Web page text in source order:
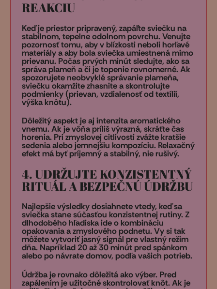
REAKCIU
Keď je priestor pripravený, zapáľte sviečku na
stabilnom, tepelne odolnom povrchu. Venujte
pozornosť tomu, aby v blízkosti neboli horľavé
materiály a aby bola sviečka umiestnená mimo
prievanu. Počas prvých minút sledujte, ako sa
správa plameň a či je topenie rovnomerné. Ak
spozorujete neobvyklé správanie plameňa,
sviečku okamžite zhasnite a skontrolujte
podmienky (prievan, vzdialenosť od textílií,
výška knôtu).
Dôležitý aspekt je aj intenzita aromatického
vnemu. Ak je vôňa príliš výrazná, skráťte čas
horenia. Pri zmyslovej citlivosti zvážte kratšie
sedenia alebo jemnejšiu kompozíciu. Relaxačný
efekt má byť príjemný a stabilný, nie rušivý.
4. UDRŽUJTE KONZISTENTNÝ
RITUÁL A BEZPEČNÚ ÚDRŽBU
Najlepšie výsledky dosiahnete vtedy, keď sa
sviečka stane súčasťou konzistentnej rutiny. Z
dlhodobého hľadiska ide o kombináciu
opakovania a zmyslového podnetu. Vy si tak
môžete vytvoriť jasný signál pre vlastný režim
dňa. Napríklad 20 až 30 minút pred spánkom
alebo po návrate domov, podľa vašich potrieb.
Údržba je rovnako dôležitá ako výber. Pred
zapálením je užitočné skontrolovať knôt. Ak je